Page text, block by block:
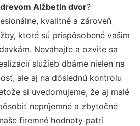
Alžbetin dvor?
kvalitné a zároveň
ktoré sú prispôsobené vašim
Neváhajte a ozvite sa
služieb dbáme nielen na
ale aj na dôslednú kontrolu
si uvedomujeme, že aj malé
nepríjemné a zbytočné
firemné hodnoty patrí